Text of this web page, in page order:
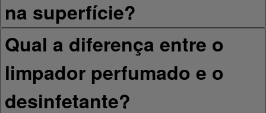
na superfície?
Qual a diferença entre o
limpador perfumado e o
desinfetante?